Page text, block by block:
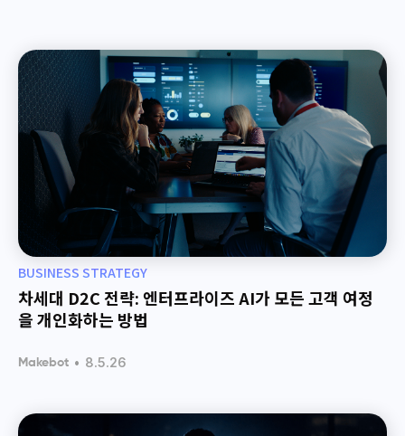
BUSINESS STRATEGY
차세대 D2C 전략: 엔터프라이즈 AI가 모든 고객 여정
을 개인화하는 방법
Makebot • 8.5.26